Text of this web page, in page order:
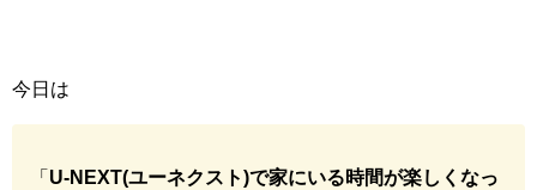
今日は
「 U-NEXT(ユーネクスト)で家にいる時間が楽しくなっ